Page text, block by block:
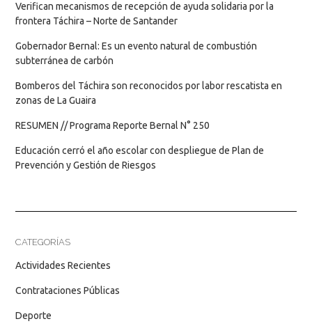
Verifican mecanismos de recepción de ayuda solidaria por la
frontera Táchira – Norte de Santander
Gobernador Bernal: Es un evento natural de combustión
subterránea de carbón
Bomberos del Táchira son reconocidos por labor rescatista en
zonas de La Guaira
RESUMEN // Programa Reporte Bernal N° 250
Educación cerró el año escolar con despliegue de Plan de
Prevención y Gestión de Riesgos
CATEGORÍAS
Actividades Recientes
Contrataciones Públicas
Deporte